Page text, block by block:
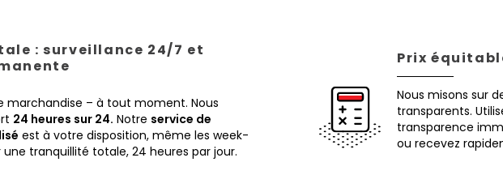
: surveillance 24/7 et
marchandise – à tout moment. Nous
24 heures sur 24. Notre service de
est à votre disposition, même les week-
une tranquillité totale, 24 heures par jour.
Prix
Nous misons sur
transparents.
transparence
ou recevez